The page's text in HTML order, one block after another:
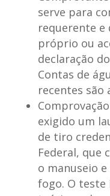
serve para
requerente e
próprio ou
declaração
Contas de
recentes são
exigido um
de tiro
Federal, que
o manuseio
fogo. O teste